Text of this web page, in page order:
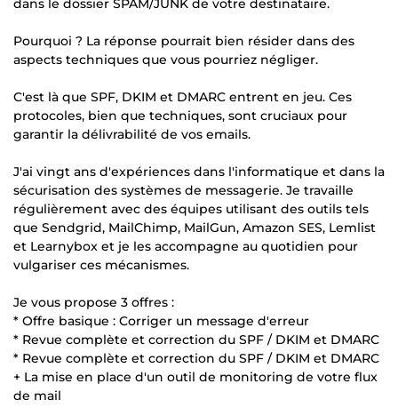
dans le dossier SPAM/JUNK de votre destinataire.
Pourquoi ? La réponse pourrait bien résider dans des
aspects techniques que vous pourriez négliger.
C'est là que SPF, DKIM et DMARC entrent en jeu. Ces
protocoles, bien que techniques, sont cruciaux pour
garantir la délivrabilité de vos emails.
J'ai vingt ans d'expériences dans l'informatique et dans la
sécurisation des systèmes de messagerie. Je travaille
régulièrement avec des équipes utilisant des outils tels
que Sendgrid, MailChimp, MailGun, Amazon SES, Lemlist
et Learnybox et je les accompagne au quotidien pour
vulgariser ces mécanismes.
Je vous propose 3 offres :
* Offre basique : Corriger un message d'erreur
* Revue complète et correction du SPF / DKIM et DMARC
* Revue complète et correction du SPF / DKIM et DMARC
+ La mise en place d'un outil de monitoring de votre flux
de mail